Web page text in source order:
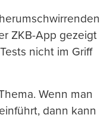
ZKB-App gezeigt
nicht im Griff
Wenn man
dann kann